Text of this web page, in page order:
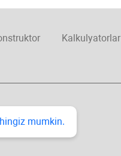
Kalkulyatorlar
mumkin.